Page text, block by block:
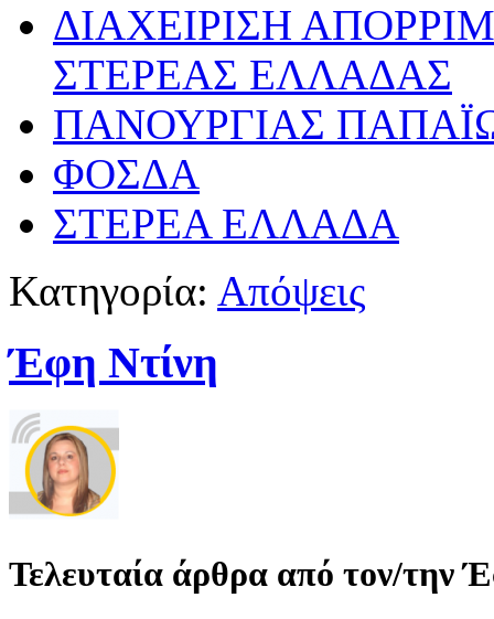
ΔΙΑΧΕΙΡΙΣΗ
ΣΤΕΡΕΑΣ ΕΛΛΑΔΑΣ
ΠΑΝΟΥΡΓΙΑΣ
ΦΟΣΔΑ
ΣΤΕΡΕΑ ΕΛΛΑΔΑ
Κατηγορία: Απόψεις
Έφη Ντίνη
Τελευταία άρθρα από τον/την